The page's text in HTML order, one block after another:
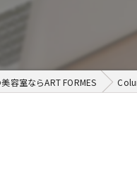
求人
容室ならART FORMES